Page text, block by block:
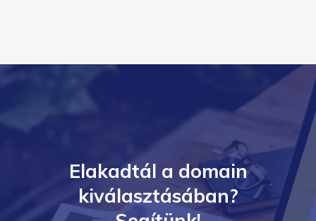
Elakadtál a domain
kiválasztásában?